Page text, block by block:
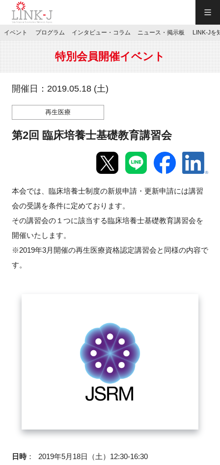
JP／EN
特別会員専用メニュー
マイページ
新規登録
イベント
イベント プログラム インタビュー・コラム ニュース・掲示板 LINK-Jを
特別会員開催イベント
開催日：2019.05.18 (土)
再生医療
第2回 臨床培養士基礎教育講習会
本会では、臨床培養士制度の新規申請・更新申請には講習
会の受講を条件に定めております。
その講習会の１つに該当する臨床培養士基礎教育講習会を
開催いたします。
※2019年3月開催の再生医療資格認定講習会と同様の内容で
す。
日時： 2019年5月18日（土）12:30-16:30